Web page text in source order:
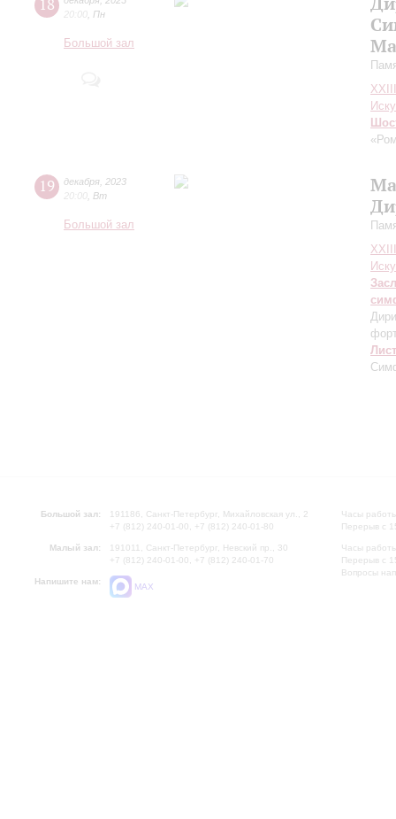
18
20:00 Пн
Большой зал
19 декабря 2023
20:00 Вт
Большой зал
Лист
Большой зал:
191186, Санкт-Петербург, Михайловская ул., 2
+7 (812) 240-01-00, +7 (812) 240-01-80
Малый зал:
191011, Санкт-Петербург, Невский пр., 30
+7 (812) 240-01-00, +7 (812) 240-01-70
Напишите нам:
MAX
Часы
Перерыв с
Часы
Перерыв с
Вопросы